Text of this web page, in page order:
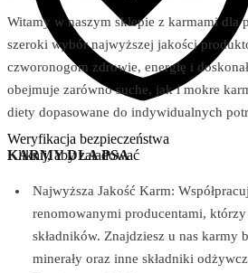
Weryfikacja bezpieczeństwa
Kliknij, aby załadować
Witamy w naszym sklepie z karmami dla
szeroki wybór najwyższej jakości
czworonogom zdrowie, energię i
obejmuje zarówno suche, jak i mokre
diety dopasowane do indywidualnych
KARMY DLA PSA
Najwyższa Jakość Karm:
renomowanymi producentami,
składników. Znajdziesz u nas karmy
minerały oraz inne składniki